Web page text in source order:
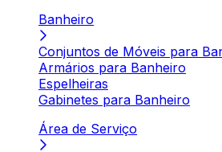
Banheiro
Conjuntos de Móveis para
Armários para Banheiro
Espelheiras
Gabinetes para Banheiro
Área de Serviço